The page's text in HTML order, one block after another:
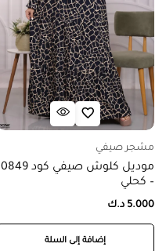
مشجر صيفي
موديل كلوش صيفي كود 0849
– كحلي
5.000 د.ك
إضافة إلى السلة